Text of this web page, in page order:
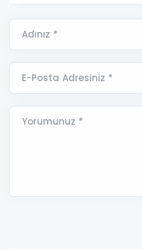
Adınız *
E-Posta Adresiniz *
Yorumunuz *